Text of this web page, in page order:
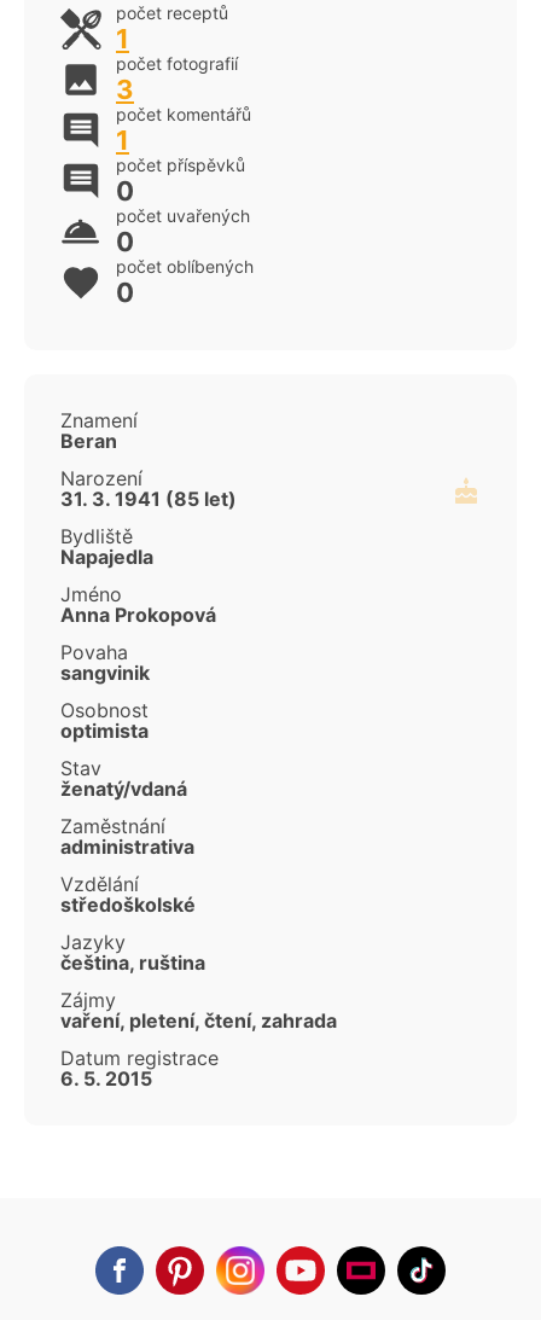
počet receptů
1
počet fotografií
3
počet komentářů
1
počet příspěvků
0
počet uvařených
0
počet oblíbených
0
Znamení
Beran
Narození
31. 3. 1941 (85 let)
Bydliště
Napajedla
Jméno
Anna Prokopová
Povaha
sangvinik
Osobnost
optimista
Stav
ženatý/vdaná
Zaměstnání
administrativa
Vzdělání
středoškolské
Jazyky
čeština, ruština
Zájmy
vaření, pletení, čtení, zahrada
Datum registrace
6. 5. 2015